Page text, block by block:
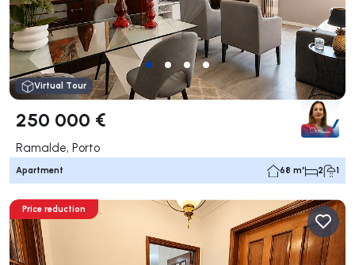
Virtual Tour
250 000 €
Ramalde, Porto
Apartment 68 m² 2 1
Price reduction